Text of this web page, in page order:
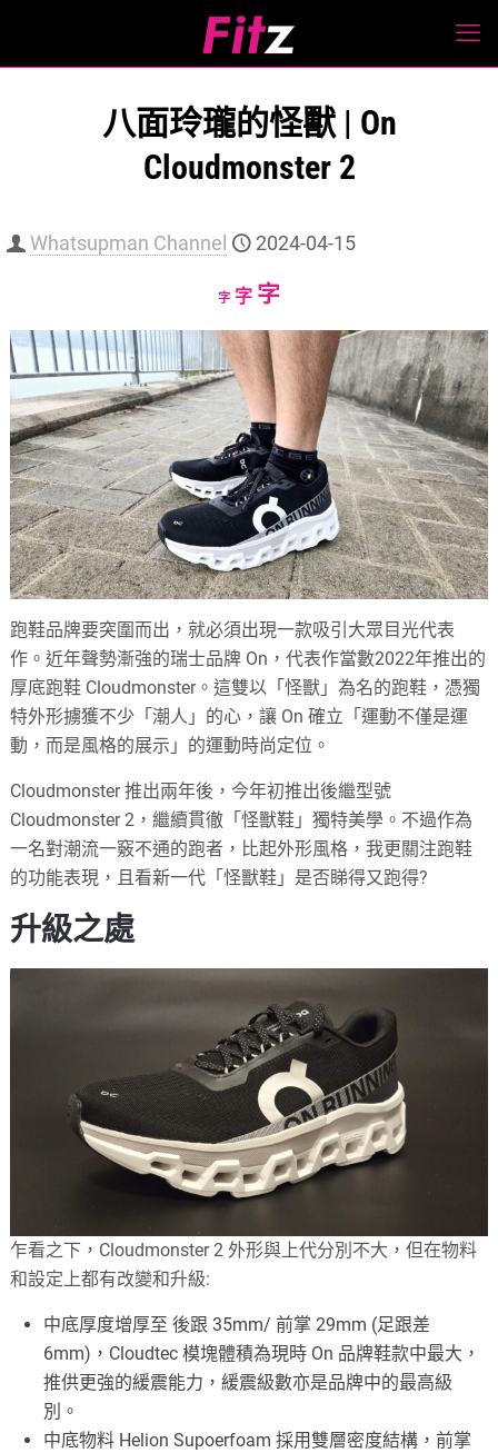
八面玲瓏的怪獸 | On
Cloudmonster 2
Whatsupman Channel 2024-04-15
字Decrease
size.
字Reset
size.
字Increase
size.
跑鞋品牌要突圍而出，就必須出現一款吸引大眾目光代表
作。近年聲勢漸強的瑞士品牌 On，代表作當數2022年推出的
厚底跑鞋 Cloudmonster。這雙以「怪獸」為名的跑鞋，憑獨
特外形擄獲不少「潮人」的心，讓 On 確立「運動不僅是運
動，而是風格的展示」的運動時尚定位。
Cloudmonster 推出兩年後，今年初推出後繼型號
Cloudmonster 2，繼續貫徹「怪獸鞋」獨特美學。不過作為
一名對潮流一竅不通的跑者，比起外形風格，我更關注跑鞋
的功能表現，且看新一代「怪獸鞋」是否睇得又跑得?
升級之處
乍看之下，Cloudmonster 2 外形與上代分別不大，但在物料
和設定上都有改變和升級:
中底厚度增厚至 後跟 35mm/ 前掌 29mm (足跟差
6mm)，Cloudtec 模塊體積為現時 On 品牌鞋款中最大，
推供更強的緩震能力，緩震級數亦是品牌中的最高級
別。
中底物料 Helion Supoerfoam 採用雙層密度結構，前掌